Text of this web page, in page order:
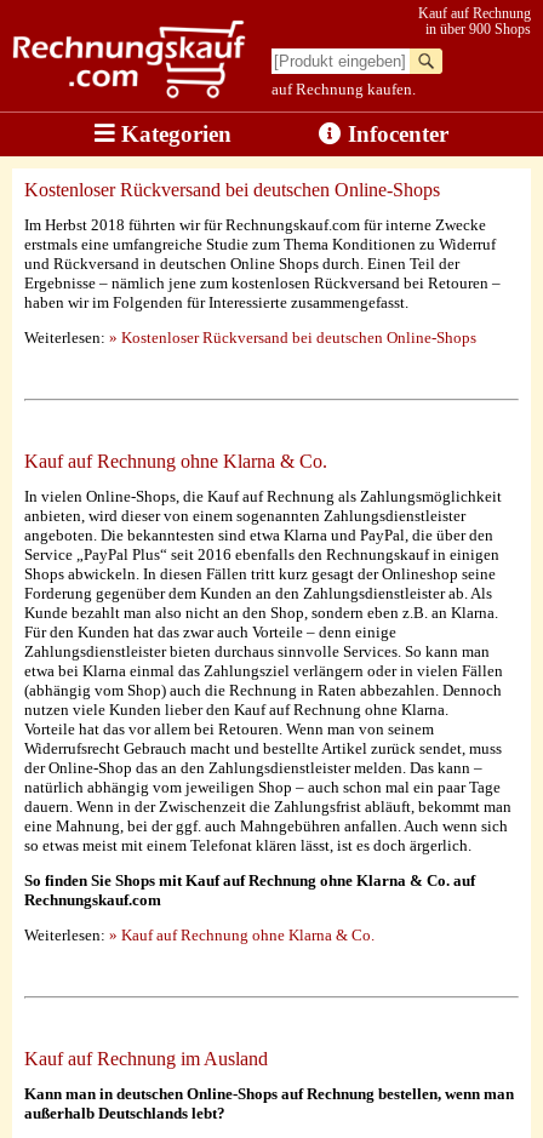
auf Rechnung kaufen.
Kauf auf Rechnung
in über 900 Shops
Kategorien Infocenter
Kostenloser Rückversand bei deutschen Online-Shops
Im Herbst 2018 führten wir für Rechnungskauf.com für interne Zwecke
erstmals eine umfangreiche Studie zum Thema Konditionen zu Widerruf
und Rückversand in deutschen Online Shops durch. Einen Teil der
Ergebnisse – nämlich jene zum kostenlosen Rückversand bei Retouren –
haben wir im Folgenden für Interessierte zusammengefasst.
Weiterlesen: » Kostenloser Rückversand bei deutschen Online-Shops
Kauf auf Rechnung ohne Klarna & Co.
In vielen Online-Shops, die Kauf auf Rechnung als Zahlungsmöglichkeit
anbieten, wird dieser von einem sogenannten Zahlungsdienstleister
angeboten. Die bekanntesten sind etwa Klarna und PayPal, die über den
Service „PayPal Plus“ seit 2016 ebenfalls den Rechnungskauf in einigen
Shops abwickeln. In diesen Fällen tritt kurz gesagt der Onlineshop seine
Forderung gegenüber dem Kunden an den Zahlungsdienstleister ab. Als
Kunde bezahlt man also nicht an den Shop, sondern eben z.B. an Klarna.
Für den Kunden hat das zwar auch Vorteile – denn einige
Zahlungsdienstleister bieten durchaus sinnvolle Services. So kann man
etwa bei Klarna einmal das Zahlungsziel verlängern oder in vielen Fällen
(abhängig vom Shop) auch die Rechnung in Raten abbezahlen. Dennoch
nutzen viele Kunden lieber den Kauf auf Rechnung ohne Klarna.
Vorteile hat das vor allem bei Retouren. Wenn man von seinem
Widerrufsrecht Gebrauch macht und bestellte Artikel zurück sendet, muss
der Online-Shop das an den Zahlungsdienstleister melden. Das kann –
natürlich abhängig vom jeweiligen Shop – auch schon mal ein paar Tage
dauern. Wenn in der Zwischenzeit die Zahlungsfrist abläuft, bekommt man
eine Mahnung, bei der ggf. auch Mahngebühren anfallen. Auch wenn sich
so etwas meist mit einem Telefonat klären lässt, ist es doch ärgerlich.
So finden Sie Shops mit Kauf auf Rechnung ohne Klarna & Co. auf
Rechnungskauf.com
Weiterlesen: » Kauf auf Rechnung ohne Klarna & Co.
Kauf auf Rechnung im Ausland
Kann man in deutschen Online-Shops auf Rechnung bestellen, wenn man
außerhalb Deutschlands lebt?